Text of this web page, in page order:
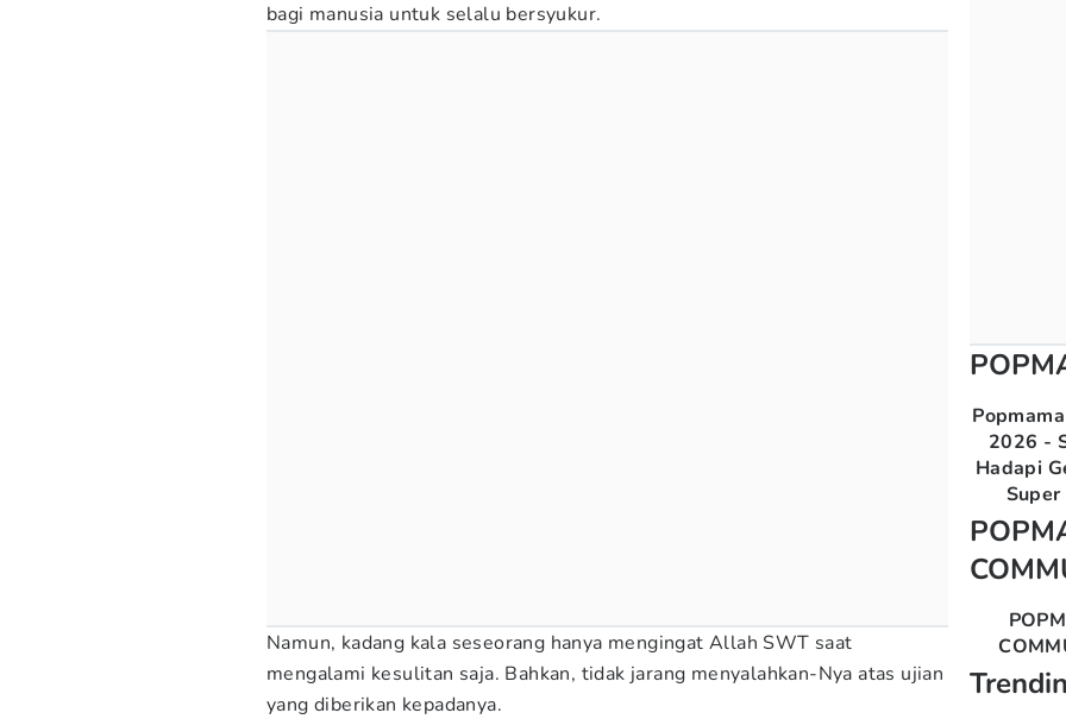
bagi manusia untuk selalu bersyukur.
Namun, kadang kala seseorang hanya mengingat Allah SWT saat
mengalami kesulitan saja. Bahkan, tidak jarang menyalahkan-Nya atas ujian
yang diberikan kepadanya.
2026 -
Hadapi